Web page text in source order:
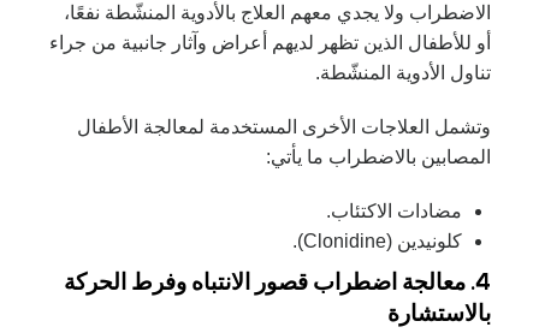
الاضطراب ولا يجدي معهم العلاج بالأدوية المنشّطة نفعًا،
أو للأطفال الذين تظهر لديهم أعراض وآثار جانبية من جراء
تناول الأدوية المنشّطة.
وتشمل العلاجات الأخرى المستخدمة لمعالجة الأطفال
المصابين بالاضطراب ما يأتي:
مضادات الاكتئاب.
كلونيدين (Clonidine).
4. معالجة اضطراب قصور الانتباه وفرط الحركة
بالاستشارة